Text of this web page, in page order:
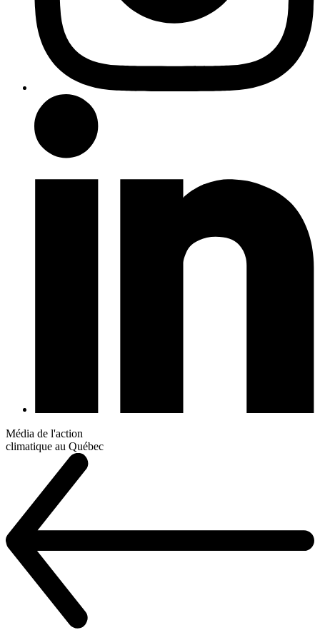
Média de l'action
climatique au Québec